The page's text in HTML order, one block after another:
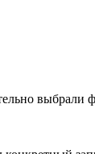
выбрали